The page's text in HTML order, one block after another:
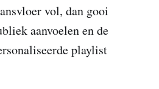
vol, dan gooi
aanvoelen en de
playlist